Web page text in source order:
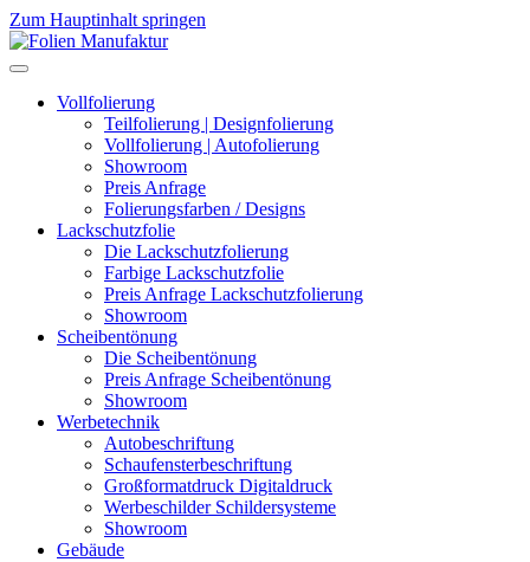
Zum Hauptinhalt springen
Vollfolierung
Teilfolierung | Designfolierung
Vollfolierung | Autofolierung
Showroom
Preis Anfrage
Folierungsfarben / Designs
Lackschutzfolie
Die Lackschutzfolierung
Farbige Lackschutzfolie
Preis Anfrage Lackschutzfolierung
Showroom
Scheibentönung
Die Scheibentönung
Preis Anfrage Scheibentönung
Showroom
Werbetechnik
Autobeschriftung
Schaufensterbeschriftung
Großformatdruck Digitaldruck
Werbeschilder Schildersysteme
Showroom
Gebäude